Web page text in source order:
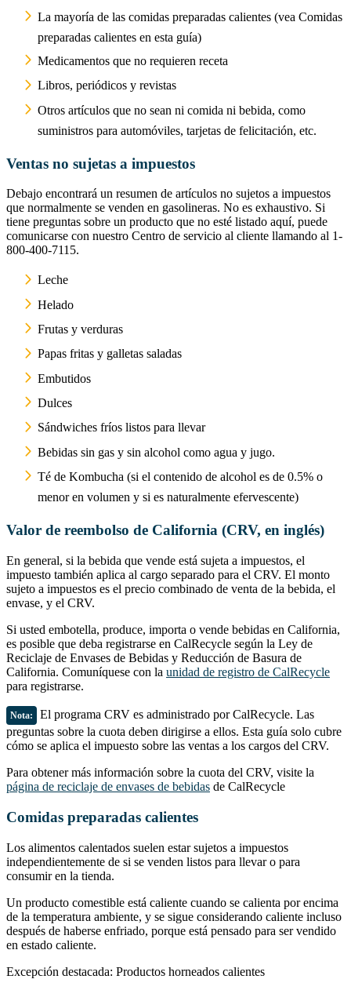
La mayoría de las comidas preparadas calientes (vea Comidas
preparadas calientes en esta guía)
Medicamentos que no requieren receta
Libros, periódicos y revistas
Otros artículos que no sean ni comida ni bebida, como
suministros para automóviles, tarjetas de felicitación, etc.
Ventas no sujetas a impuestos
Debajo encontrará un resumen de artículos no sujetos a impuestos
que normalmente se venden en gasolineras. No es exhaustivo. Si
tiene preguntas sobre un producto que no esté listado aquí, puede
comunicarse con nuestro Centro de servicio al cliente llamando al 1-
800-400-7115.
Leche
Helado
Frutas y verduras
Papas fritas y galletas saladas
Embutidos
Dulces
Sándwiches fríos listos para llevar
Bebidas sin gas y sin alcohol como agua y jugo.
Té de Kombucha (si el contenido de alcohol es de 0.5% o
menor en volumen y si es naturalmente efervescente)
Valor de reembolso de California (CRV, en inglés)
En general, si la bebida que vende está sujeta a impuestos, el
impuesto también aplica al cargo separado para el CRV. El monto
sujeto a impuestos es el precio combinado de venta de la bebida, el
envase, y el CRV.
Si usted embotella, produce, importa o vende bebidas en California,
es posible que deba registrarse en CalRecycle según la Ley de
Reciclaje de Envases de Bebidas y Reducción de Basura de
California. Comuníquese con la unidad de registro de CalRecycle
para registrarse.
Nota:
El programa CRV es administrado por CalRecycle. Las
preguntas sobre la cuota deben dirigirse a ellos. Esta guía solo cubre
cómo se aplica el impuesto sobre las ventas a los cargos del CRV.
Para obtener más información sobre la cuota del CRV, visite la
página de reciclaje de envases de bebidas de CalRecycle
Comidas preparadas calientes
Los alimentos calentados suelen estar sujetos a impuestos
independientemente de si se venden listos para llevar o para
consumir en la tienda.
Un producto comestible está caliente cuando se calienta por encima
de la temperatura ambiente, y se sigue considerando caliente incluso
después de haberse enfriado, porque está pensado para ser vendido
en estado caliente.
Excepción destacada: Productos horneados calientes